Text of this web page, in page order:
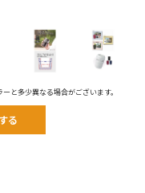
と多少異なる場合がございます。
る